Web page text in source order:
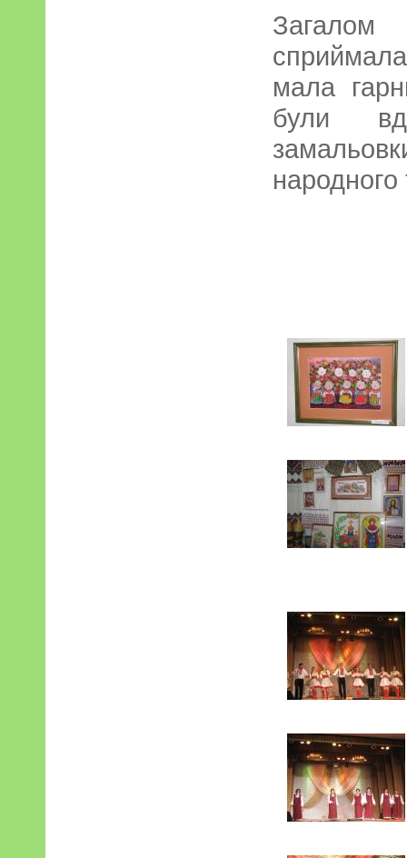
Загалом
мала
були